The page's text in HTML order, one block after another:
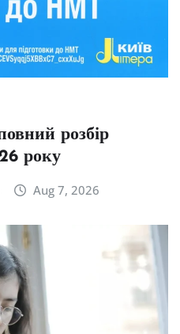
розбір
року
Aug 7, 2026